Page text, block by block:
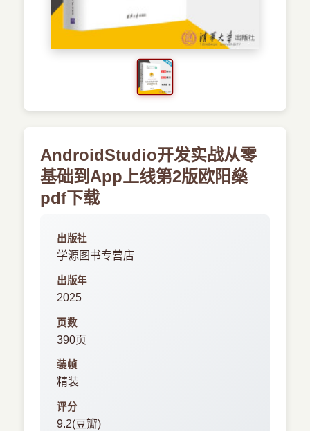
新兴语言
预订书籍
AndroidStudio开发实战从零
基础到App上线第2版欧阳燊
pdf下载
出版社
学源图书专营店
出版年
2025
页数
390页
装帧
精装
评分
9.2(豆瓣)